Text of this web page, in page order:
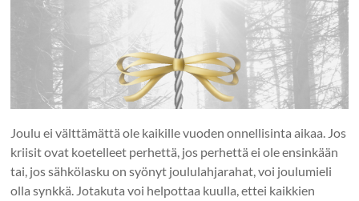
Joulu ei välttämättä ole kaikille vuoden onnellisinta aikaa. Jos
kriisit ovat koetelleet perhettä, jos perhettä ei ole ensinkään
tai, jos sähkölasku on syönyt joululahjarahat, voi joulumieli
olla synkkä. Jotakuta voi helpottaa kuulla, ettei kaikkien